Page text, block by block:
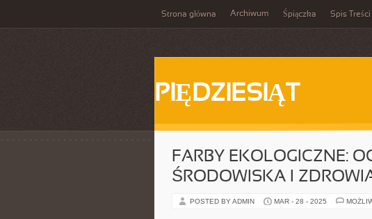
Strona główna Archiwum Śpiączka Spis Treści
PIĘDZIESIĄT
FARBY EKOLOGICZNE:
ŚRODOWISKA I
POSTED BY ADMIN MAR - 28 - 2025